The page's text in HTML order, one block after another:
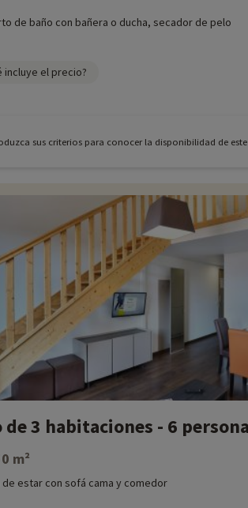
de baño con bañera o ducha, secador de pelo
incluye el precio?
sus criterios para conocer la disponibilidad de
de 3 habitaciones - 6
m²
de estar con sofá cama y comedor